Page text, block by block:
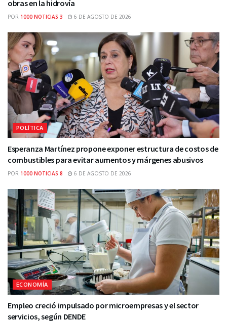
obras en la hidrovía
POR 1000 NOTICIAS 3 6 DE AGOSTO DE 2026
POLÍTICA
Esperanza Martínez propone exponer estructura de costos de
combustibles para evitar aumentos y márgenes abusivos
POR 1000 NOTICIAS 8 6 DE AGOSTO DE 2026
ECONOMÍA
Empleo creció impulsado por microempresas y el sector
servicios, según DENDE